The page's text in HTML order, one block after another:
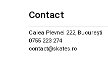
Contact
Calea Plevnei 222, București
0755 223 274
contact@skates.ro